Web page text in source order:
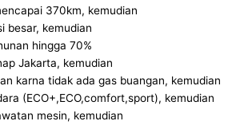
370km, kemudian
besar, kemudian
hingga 70%
Jakarta, kemudian
karna tidak ada gas buangan, kemudian
(ECO+,ECO,comfort,sport), kemudian
mesin, kemudian